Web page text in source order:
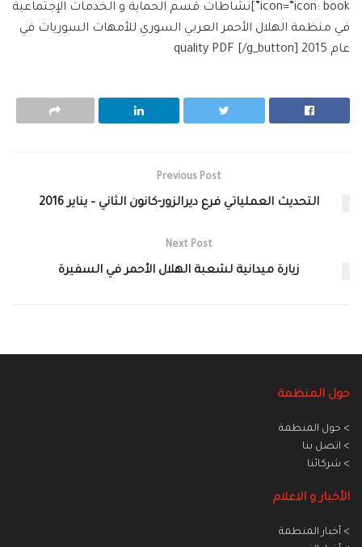
icon=”icon: book”]نشاطات قسم الحماية و الخدمات الإجتماعية
في منظمة الهلال الأحمر العربي السوري للأمهات السوريات في
عام 2015 quality
PDF [/g_button]
Previous Post
التحديث العملياتي فرع ديرالزور-كانون الثاني – يناير 2016
Next Post
زيارة ميدانية لشعبة الهلال الأحمر في السفيرة
حول المنظمة
> حول المنظمة
> اتصل بنا
> شركائنا
الأخبار و الاعلام
> أخبار المنطمة